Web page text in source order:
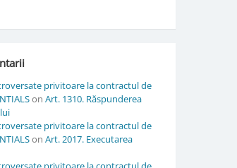
privitoare la contractul de
on Art. 1310. Răspunderea
privitoare la contractul de
on Art. 2017. Executarea